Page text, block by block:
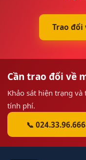
Trao đổi
Cần trao đổi về
Khảo sát hiện trạng
tính phí.
📞